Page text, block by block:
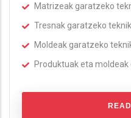
Matrizeak garatzeko
Tresnak garatzeko
Moldeak garatzeko
Produktuak eta